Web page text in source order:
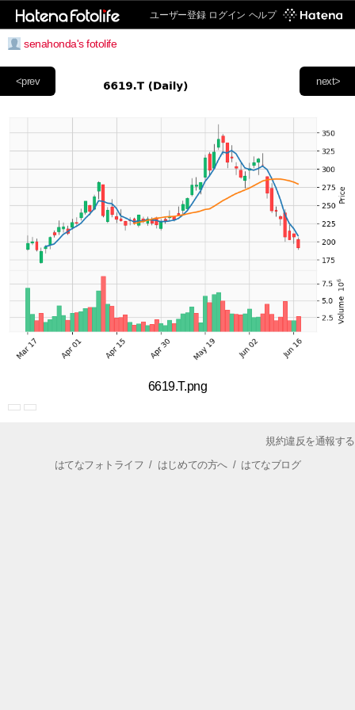
ユーザー登録 ログイン ヘルプ
senahonda's fotolife
next>
<prev
6619.T.png
規約違反を通報する
はてなフォトライフ / はじめての方へ/ はてなブログ